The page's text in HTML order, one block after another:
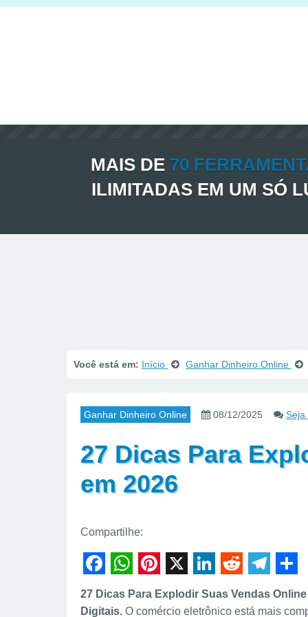
MAIS DE 70
ILIMITADAS EM UM SÓ
Você está em: Início Ganhar Dinheiro Online
Ganhar Dinheiro Online 08/12/2025 Seja
27 Dicas Para
em 2026
Compartilhe:
F
a
W
h
P
i
X L
i
R
e
T
e
S
h
27 Dicas Para Explodir Suas Vendas
Digitais. O comércio eletrônico está mais